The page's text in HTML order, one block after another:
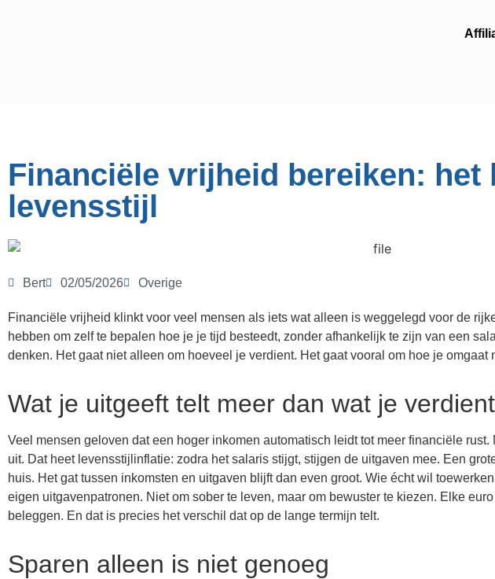
Financiële vrijheid bereiken:
levensstijl
Bert 02/05/2026 Overige
Financiële vrijheid klinkt voor veel mensen als iets wat alleen is weggelegd voor de
hebben om zelf te bepalen hoe je je tijd besteedt, zonder afhankelijk te zijn van een
denken. Het gaat niet alleen om hoeveel je verdient. Het gaat vooral om hoe je omgaat
Wat je uitgeeft telt meer dan wat je verdient
Veel mensen geloven dat een hoger inkomen automatisch leidt tot meer financiële
uit. Dat heet levensstijlinflatie: zodra het salaris stijgt, stijgen de uitgaven mee. Een
huis. Het gat tussen inkomsten en uitgaven blijft dan even groot. Wie écht wil
eigen uitgavenpatronen. Niet om sober te leven, maar om bewuster te kiezen. Elke
beleggen. En dat is precies het verschil dat op de lange termijn telt.
Sparen alleen is niet genoeg